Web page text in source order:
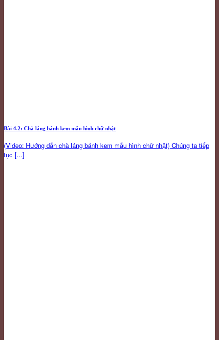
Bài 4.2: Chà láng bánh kem mẫu hình chữ nhật
(Video: Hướng dẫn chà láng bánh kem mẫu hình chữ nhật) Chúng ta tiếp
tục [...]